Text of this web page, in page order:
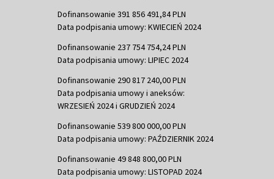
Dofinansowanie 391 856 491,84 PLN
Data podpisania umowy: KWIECIEŃ 2024
Dofinansowanie 237 754 754,24 PLN
Data podpisania umowy: LIPIEC 2024
Dofinansowanie 290 817 240,00 PLN
Data podpisania umowy i aneksów:
WRZESIEŃ 2024 i GRUDZIEŃ 2024
Dofinansowanie 539 800 000,00 PLN
Data podpisania umowy: PAŹDZIERNIK 2024
Dofinansowanie 49 848 800,00 PLN
Data podpisania umowy: LISTOPAD 2024